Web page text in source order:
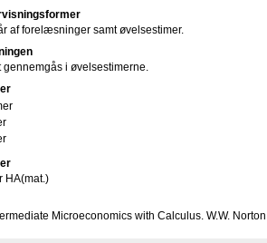
af forelæsninger samt øvelsestimer.
i øvelsestimerne.
HA(mat.)
Microeconomics with Calculus. W.W.